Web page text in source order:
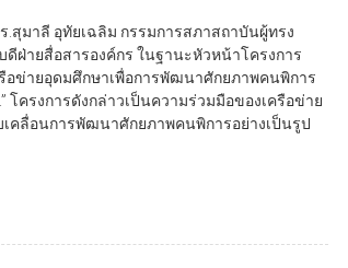
สุมาลี อุทัยเฉลิม กรรมการสภาสถาบันผู้ทรง
ายสื่อสารองค์กร ในฐานะหัวหน้าโครงการ
อข่ายอุดมศึกษาเพื่อการพัฒนาศักยภาพคนพิการ
ครงการดังกล่าวเป็นความร่วมมือของเครือข่าย
คลื่อนการพัฒนาศักยภาพคนพิการอย่างเป็นรูป